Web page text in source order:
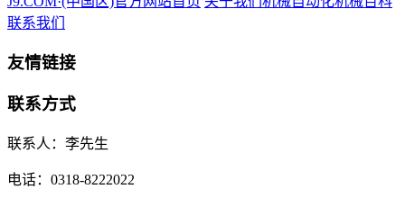
联系我们
友情链接
联系方式
联系人：李先生
电话：0318-8222022